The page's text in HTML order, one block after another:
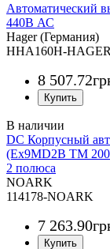
Автоматический
440В АС
Hager (Германия)
HHA160H-HAGER
8 507.72
DC Корпусный
(Ex9MD2B TM
2 полюса
NOARK
114178-NOARK
7 263.90